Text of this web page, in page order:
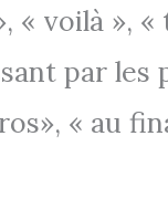
« voilà »,
par les
« au